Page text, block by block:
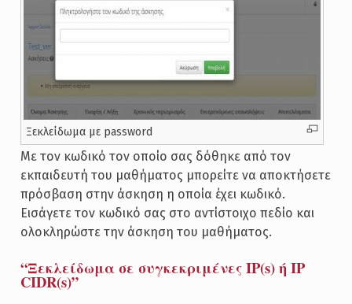
Ξεκλείδωμα με password
Με τον κωδικό τον οποίο σας δόθηκε από τον
εκπαιδευτή του μαθήματος μπορείτε να αποκτήσετε
πρόσβαση στην άσκηση η οποία έχει κωδικό.
Εισάγετε τον κωδικό σας στο αντίστοιχο πεδίο και
ολοκληρώστε την άσκηση του μαθήματος.
“Ξεκλείδωμα σε συγκεκριμένες IP(s) ή IP
CIDR(s)”